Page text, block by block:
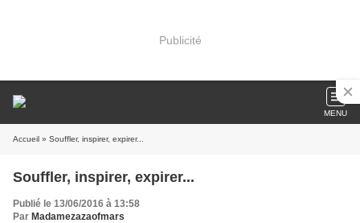
Publicité
MENU
Accueil » Souffler, inspirer, expirer...
Souffler, inspirer, expirer...
Publié le 13/06/2016 à 13:58
Par Madamezazaofmars